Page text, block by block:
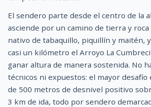
El sendero parte desde el centro de la
asciende por un camino de tierra y
nativo de tabaquillo, piquillín y maitén,
casi un kilómetro el Arroyo La
ganar altura de manera sostenida. No
técnicos ni expuestos: el mayor desafío
de 500 metros de desnivel positivo
3 km de ida, todo por sendero